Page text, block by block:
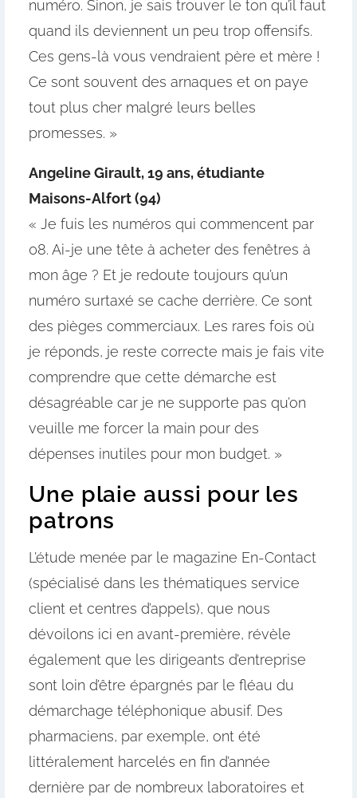
numéro. Sinon, je sais trouver le ton qu’il faut
quand ils deviennent un peu trop offensifs.
Ces gens-là vous vendraient père et mère !
Ce sont souvent des arnaques et on paye
tout plus cher malgré leurs belles
promesses. »
Angeline Girault,19 ans, étudiante
Maisons-Alfort (94)
« Je fuis les numéros qui commencent par
08. Ai-je une tête à acheter des fenêtres à
mon âge ? Et je redoute toujours qu’un
numéro surtaxé se cache derrière. Ce sont
des pièges commerciaux. Les rares fois où
je réponds, je reste correcte mais je fais vite
comprendre que cette démarche est
désagréable car je ne supporte pas qu’on
veuille me forcer la main pour des
dépenses inutiles pour mon budget. »
Une plaie aussi pour les
patrons
L’étude menée par le magazine En-Contact
(spécialisé dans les thématiques service
client et centres d’appels), que nous
dévoilons ici en avant-première, révèle
également que les dirigeants d’entreprise
sont loin d’être épargnés par le fléau du
démarchage téléphonique abusif. Des
pharmaciens, par exemple, ont été
littéralement harcelés en fin d’année
dernière par de nombreux laboratoires et